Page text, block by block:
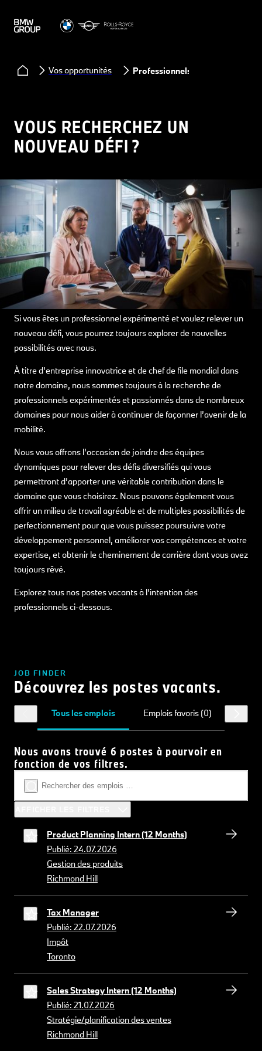
Vos opportunités Professionnels
VOUS RECHERCHEZ UN
NOUVEAU DÉFI ?
Si vous êtes un professionnel expérimenté et voulez relever un
nouveau défi, vous pourrez toujours explorer de nouvelles
possibilités avec nous.
À titre d’entreprise innovatrice et de chef de file mondial dans
notre domaine, nous sommes toujours à la recherche de
professionnels expérimentés et passionnés dans de nombreux
domaines pour nous aider à continuer de façonner l’avenir de la
mobilité.
Nous vous offrons l’occasion de joindre des équipes
dynamiques pour relever des défis diversifiés qui vous
permettront d’apporter une véritable contribution dans le
domaine que vous choisirez. Nous pouvons également vous
offrir un milieu de travail agréable et de multiples possibilités de
perfectionnement pour que vous puissez poursuivre votre
développement personnel, améliorer vos compétences et votre
expertise, et obtenir le cheminement de carrière dont vous avez
toujours rêvé.
Explorez tous nos postes vacants à l’intention des
professionnels ci-dessous.
JOB FINDER
Découvrez les postes vacants.
Tous les emplois Emplois favoris (0)
Nous avons trouvé 6 postes à pourvoir en
fonction de vos filtres.
Product Planning Intern (12 Months)
Publié: 24.07.2026
Gestion des produits
Richmond Hill
Tax Manager
Publié: 22.07.2026
Impôt
Toronto
Sales Strategy Intern (12 Months)
Publié: 21.07.2026
Stratégie/planification des ventes
Richmond Hill